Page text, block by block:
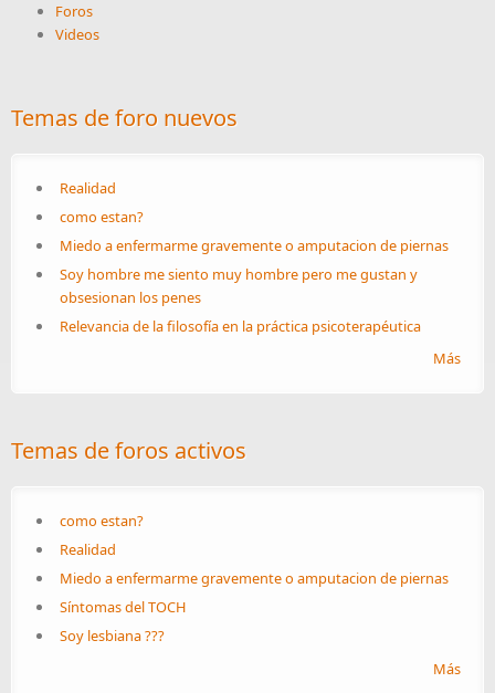
Foros
Videos
Temas de foro nuevos
Realidad
como estan?
Miedo a enfermarme gravemente o amputacion de piernas
Soy hombre me siento muy hombre pero me gustan y
obsesionan los penes
Relevancia de la filosofía en la práctica psicoterapéutica
Más
Temas de foros activos
como estan?
Realidad
Miedo a enfermarme gravemente o amputacion de piernas
Síntomas del TOCH
Soy lesbiana ???
Más